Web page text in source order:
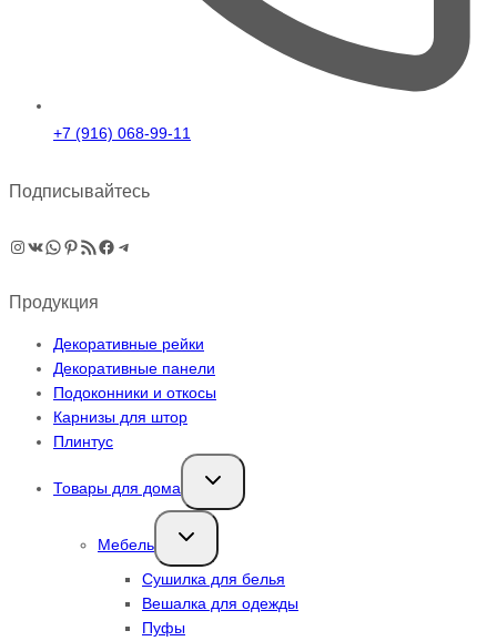
+7 (916) 068-99-11
Подписывайтесь
Instagram
ВКонтакте
WhatsApp
Pinterest
RSS-рассылка
Facebook
Telegram
Продукция
Декоративные рейки
Декоративные панели
Подоконники и откосы
Карнизы для штор
Плинтус
Товары для дома
Переключить
дочернее
Мебель
Переключить
дочернее
Сушилка для белья
Вешалка для одежды
Пуфы